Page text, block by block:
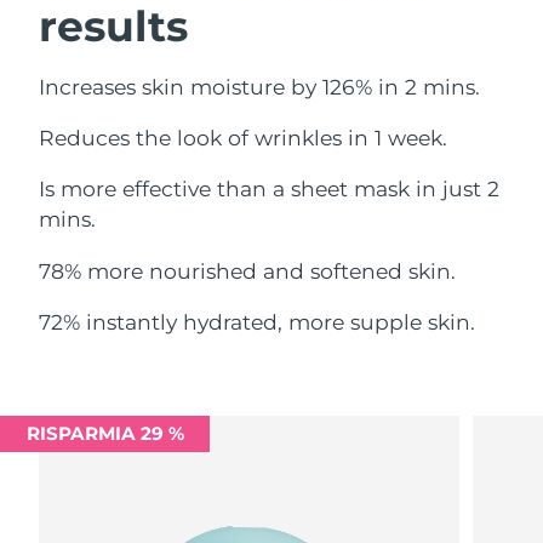
results
Increases skin moisture by 126% in 2 mins.
Reduces the look of wrinkles in 1 week.
Is more effective than a sheet mask in just 2
mins.
78% more nourished and softened skin.
72% instantly hydrated, more supple skin.
RISPARMIA 29 %
Filippine
Polonia Consegna stimata8/9/26
Portogallo Consegna stimata
Portorico Consegna stimata8/10/26
Riunione
Russia
Consegna stimata